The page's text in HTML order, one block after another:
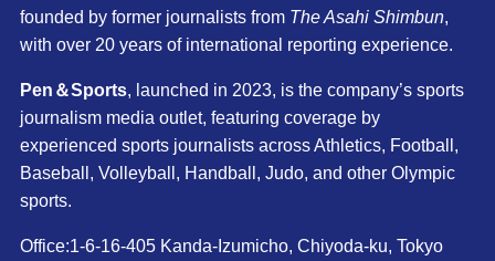
founded by former journalists from The Asahi Shimbun,
with over 20 years of international reporting experience.
Pen＆Sports, launched in 2023, is the company’s sports
journalism media outlet, featuring coverage by
experienced sports journalists across Athletics, Football,
Baseball, Volleyball, Handball, Judo, and other Olympic
sports.
Office:1-6-16-405 Kanda-Izumicho, Chiyoda-ku, Tokyo